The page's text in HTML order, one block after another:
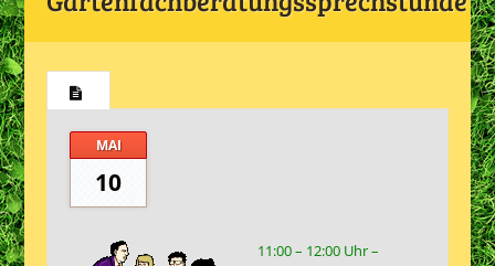
MAI
10
11:00 – 12:00 Uhr –